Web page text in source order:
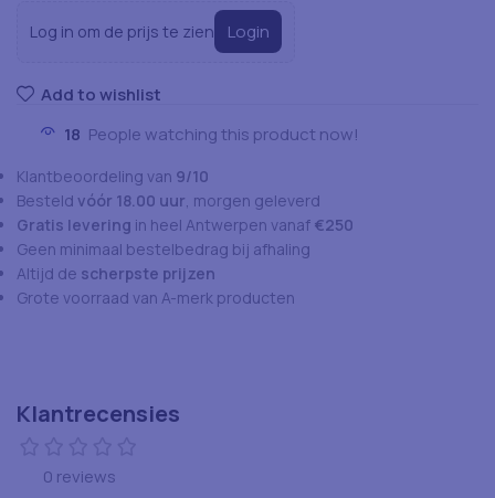
Log in om de prijs te zien Login
Add to wishlist
18 People watching this product now!
Klantbeoordeling van 9/10
Besteld vóór 18.00 uur, morgen geleverd
Gratis levering in heel Antwerpen vanaf €250
Geen minimaal bestelbedrag bij afhaling
Altijd de scherpste prijzen
Grote voorraad van A-merk producten
Klantrecensies
0 reviews